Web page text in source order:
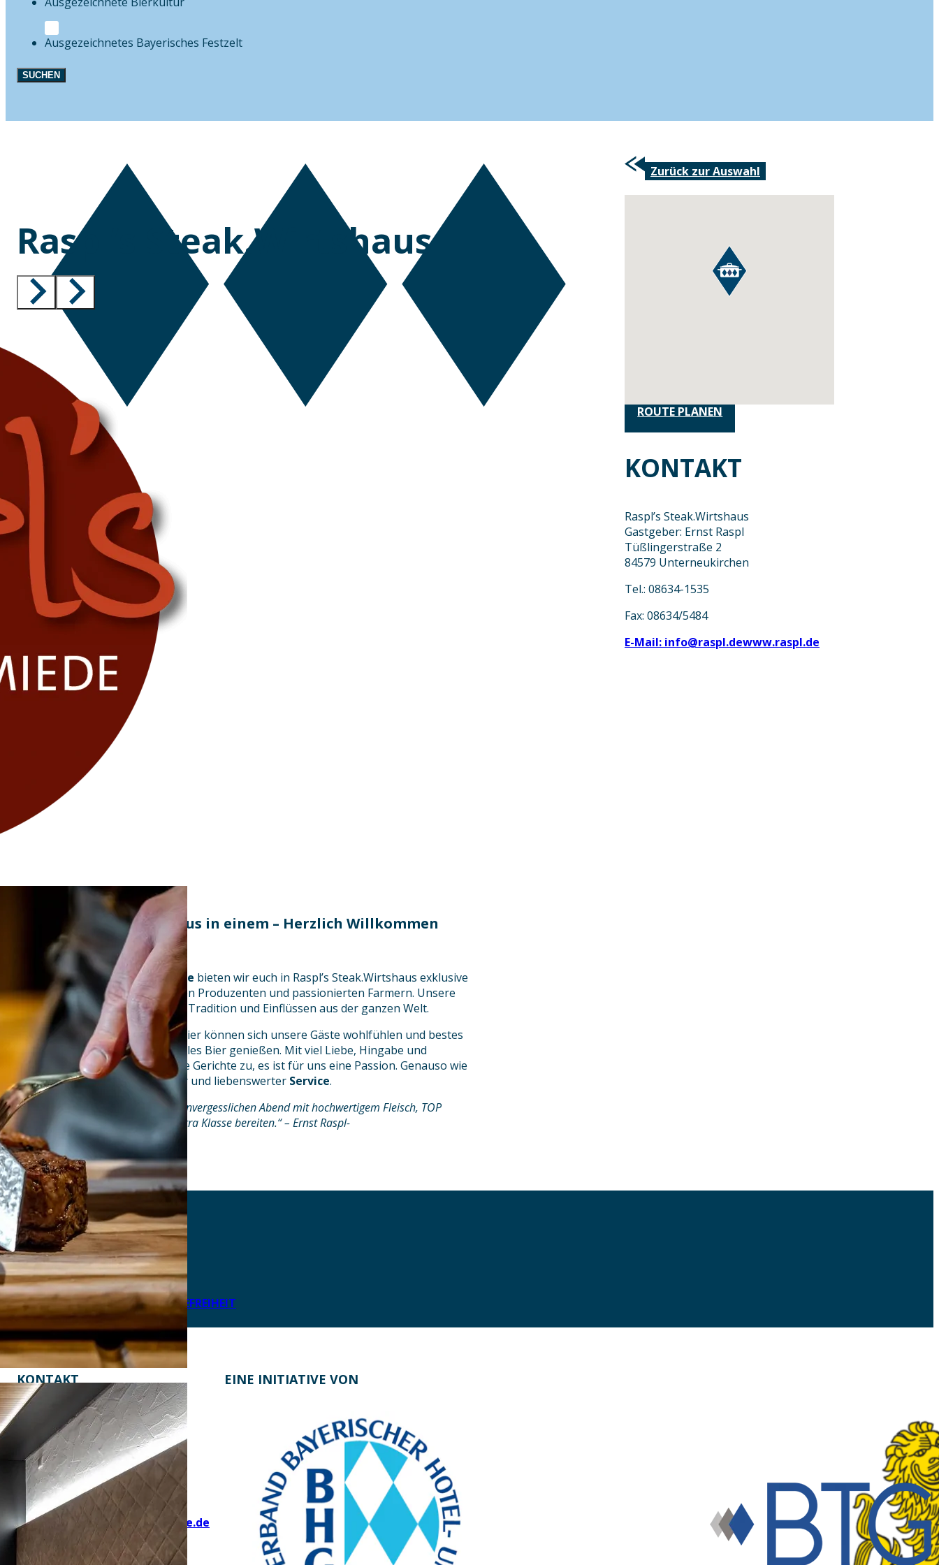
Festzelt
SUCHEN
Raspl’s Steak.Wirtshaus
Wirtshaus und Steakhaus in einem – Herzlich Willkommen
beim Raspl!
Neben unsererWirtshaus-Küche bieten wir euch in Raspl’s Steak.Wirtshaus exklusive
Prime Beef Steaks von regionalen Produzenten und passionierten Farmern. Unsere
Küche ist ein Mix aus Bayrischer Tradition und Einflüssen aus der ganzen Welt.
Steakhouseim Wirtshaus. Hier können sich unsere Gäste wohlfühlen und bestes
Fleisch, feinen Wein und regionales Bier genießen. Mit viel Liebe, Hingabe und
Leidenschaft bereiten wir unsere Gerichte zu, es ist für uns eine Passion. Genauso wie
ein aufmerksamer, kompetenter und liebenswerter Service.
„Wir möchten euch bei uns einen unvergesslichen Abend mit hochwertigem Fleisch, TOP
Weinen, sowie einen Service der Extra Klasse bereiten.“ – Ernst Raspl-
Zurück zur Auswahl
ROUTE PLANEN
KONTAKT
Raspl’s Steak.Wirtshaus
Gastgeber: Ernst Raspl
Tüßlingerstraße 2
84579 Unterneukirchen
Tel.: 08634-1535
Fax: 08634/5484
E-Mail: info@raspl.dewww.raspl.de
AKTUELLES
DOWNLOADS
DATENSCHUTZ
IMPRESSUM
LEICHTE SPRACHE
ERKLÄRUNG ZUR BARRIEREFREIHEIT
KONTAKT EINE INITIATIVE VON
Bayern Tourist Gmbh (BTG)
Prinz-Ludwig-Palais
Türkenstraße 7
80333 München
Telefon: +49 89 28760-117
Fax: +49 89 28760-121
bayerischekueche@btg-service.de
www.btg-service.de